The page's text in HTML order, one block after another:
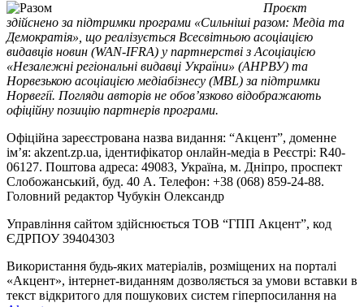
Проєкт
здійснено за підтримки програми «Сильніші разом: Медіа та
Демократія», що реалізується Всесвітньою асоціацією
видавців новин (WAN-IFRA) у партнерстві з Асоціацією
«Незалежні регіональні видавці України» (АНРВУ) та
Норвезькою асоціацією медіабізнесу (MBL) за підтримки
Норвегії. Погляди авторів не обов’язково відображають
офіційну позицію партнерів програми.
Офіційна зареєстрована назва видання: “Акцент”, доменне
ім’я: akzent.zp.ua, ідентифікатор онлайн-медіа в Реєстрі: R40-
06127. Поштова адреса: 49083, Україна, м. Дніпро, проспект
Слобожанський, буд. 40 А. Телефон: +38 (068) 859-24-88.
Головний редактор Чубукін Олександр
Управління сайтом здійснюється ТОВ “ГПП Акцент”, код
ЄДРПОУ 39404303
Використання будь-яких матеріалів, розміщених на порталі
«Акцент», інтернет-виданням дозволяється за умови вставки в
текст відкритого для пошукових систем гіперпосилання на